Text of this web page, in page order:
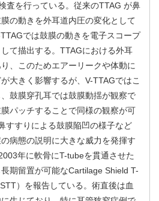
査を行っている。従来のTTAG が鼻
の動きを外耳道内圧の変化として
では鼓膜の動きを電子スコープ
て描出する。TTAGにおける外耳
、このためエアーリークや体動に
大きく影響するが、V-TTAGではこ
鼓膜穿孔耳では鼓膜動揺が観察で
パッチすることで同様の観察が可
すすりによる鼓膜陥凹の様子など
病態の説明に大きな威力を発揮す
年に軟骨にT-tubeを貫通させた
期留置が可能なCartilage Shield T-
）を報告している。術直後は血